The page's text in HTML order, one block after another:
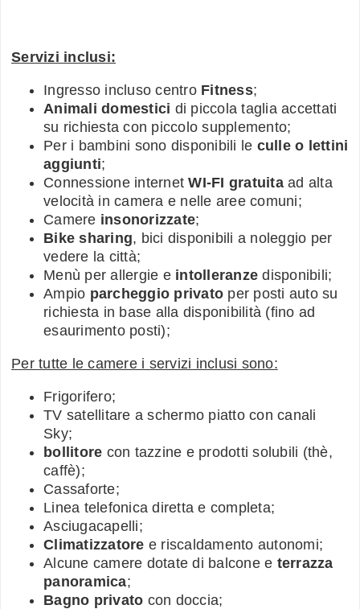
Servizi inclusi:
Ingresso incluso centro Fitness;
Animali domestici di piccola taglia accettati
su richiesta con piccolo supplemento;
Per i bambini sono disponibili le culle o lettini
aggiunti;
Connessione internetWI-FI gratuitaad alta
velocità in camera e nelle aree comuni;
Camere insonorizzate;
Bike sharing, bici disponibili a noleggio per
vedere la città;
Menù per allergie e intolleranze disponibili;
Ampio parcheggio privato per posti auto su
richiesta in base alla disponibilità (fino ad
esaurimento posti);
Per tutte le camere i servizi inclusi sono:
Frigorifero;
TV satellitare a schermo piatto con canali
Sky;
bollitore con tazzine e prodotti solubili (thè,
caffè);
Cassaforte;
Linea telefonica diretta e completa;
Asciugacapelli;
Climatizzatore e riscaldamento autonomi;
Alcune camere dotate di balcone e terrazza
panoramica;
Bagno privato con doccia;